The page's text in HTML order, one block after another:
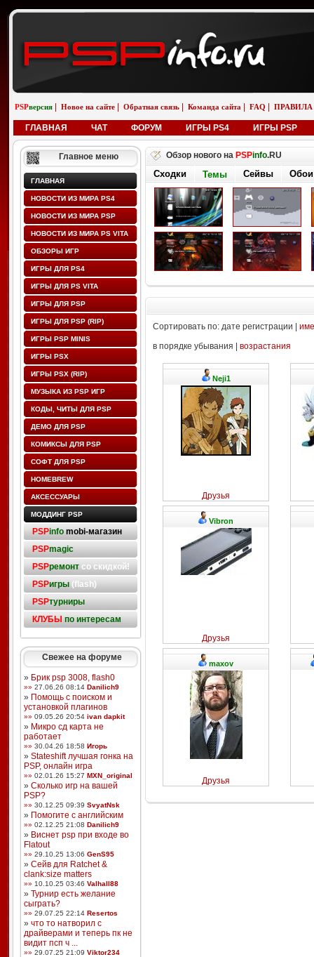
PSPверсия Новое на сайте Обратная связь Команда сайта FAQ ПРАВИЛА
ГЛАВНАЯ ЧАТ ФОРУМ ИГРЫ PS4 ИГРЫ PSP
Главное меню
ГЛАВНАЯ
НОВОСТИ ИЗ МИРА PS4
НОВОСТИ ИЗ МИРА PSP
НОВОСТИ ИЗ МИРА PS VITA
ОБЗОРЫ ИГР
ИГРЫ ДЛЯ PS4
ИГРЫ ДЛЯ PS VITA
ИГРЫ ДЛЯ PSP
ИГРЫ ДЛЯ PSP (RIP)
ИГРЫ PSP MINIS
ИГРЫ PSX
ИГРЫ PSX (RIP)
МУЗЫКА ИЗ PSP ИГР
КОДЫ, ЧИТЫ ДЛЯ PSP
ДЕМО ДЛЯ PSP
КОМИКСЫ ДЛЯ PSP
СОФТ ДЛЯ PSP
HOMEBREW
АКСЕССУАРЫ
МОДДИНГ PSP
PSPinfo mobi-магазин
PSPmagic
PSPремонтсо скидкой!
PSPигры(flash)
PSPтурниры
КЛУБЫ по интересам
Свежее на форуме
» Брик psp 3008, flash0
»» 27.06.26 08:14 Danilich9
» Помощь с поиском и
установкой плагинов
»» 09.05.26 20:54 ivan dapkit
» Микро сд карта не
работает
»» 30.04.26 18:58 Игорь
» Stateshift лучшая гонка на
PSP, онлайн игра
»» 02.01.26 15:27 MXN_original
» Сколько игр на вашей
PSP?
»» 30.12.25 09:39 SvyatNsk
» Помогите с английским
»» 02.12.25 21:08 Danilich9
» Виснет psp при входе во
Flatout
»» 29.10.25 13:06 GenS95
» Сейв для Ratchet &
clank:size matters
»» 10.10.25 03:46 Valhall88
» Турнир есть желание
сыграть?
»» 29.07.25 22:14 Resertos
» что то натворил с
драйверами и теперь пк не
видит псп ч ...
»» 29.07.25 21:09 Viktor234
Обзор нового на PSPinfo.RU
Сходки Темы Сейвы Обои
Сортировать по: дате регистрации |
в порядке убывания | возрастания
Neji1
Друзья
Vibron
Друзья
maxov
Друзья